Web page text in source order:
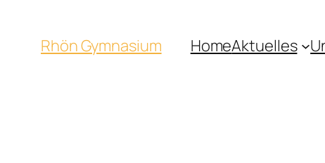
Rhön Gymnasium HomeAktuelles